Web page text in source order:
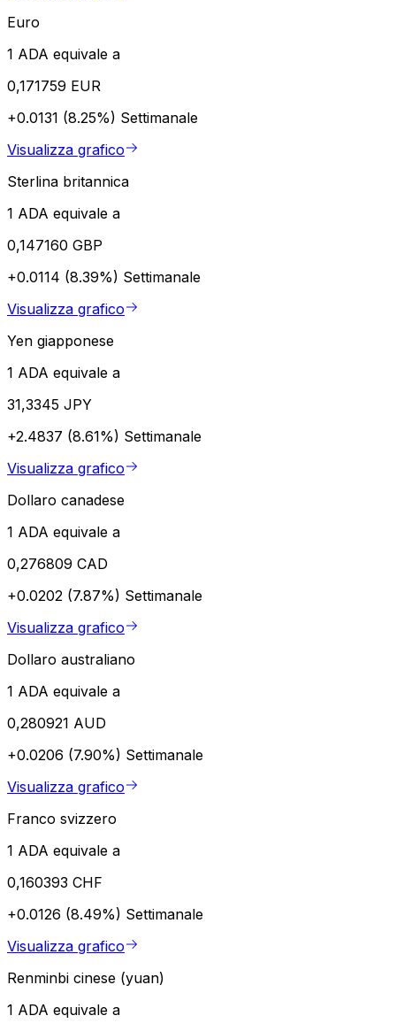
Euro
1 ADA equivale a
0,171759 EUR
+0.0131 (8.25%) Settimanale
Visualizza grafico
Sterlina britannica
1 ADA equivale a
0,147160 GBP
+0.0114 (8.39%) Settimanale
Visualizza grafico
Yen giapponese
1 ADA equivale a
31,3345 JPY
+2.4837 (8.61%) Settimanale
Visualizza grafico
Dollaro canadese
1 ADA equivale a
0,276809 CAD
+0.0202 (7.87%) Settimanale
Visualizza grafico
Dollaro australiano
1 ADA equivale a
0,280921 AUD
+0.0206 (7.90%) Settimanale
Visualizza grafico
Franco svizzero
1 ADA equivale a
0,160393 CHF
+0.0126 (8.49%) Settimanale
Visualizza grafico
Renminbi cinese (yuan)
1 ADA equivale a